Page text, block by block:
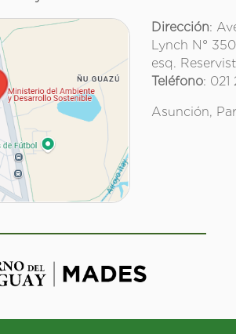
Dirección:
Lynch N°
esq.
Teléfono:
Asunción,